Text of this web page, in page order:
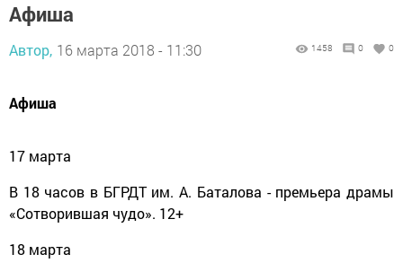
Афиша
Автор, 16 марта 2018 - 11:30 1458 0 0
Афиша
17 марта
В 18 часов в БГРДТ им. А. Баталова - премьера драмы
«Сотворившая чудо». 12+
18 марта